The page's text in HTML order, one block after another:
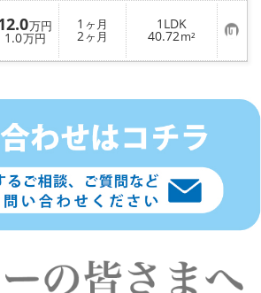
万円
1.0万円
1 ヶ月
2ヶ月
1LDK
40.72m² お
気
に
登